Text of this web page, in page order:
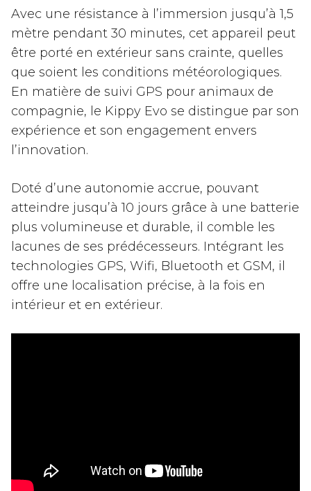
Avec une résistance à l’immersion jusqu’à 1,5
mètre pendant 30 minutes, cet appareil peut
être porté en extérieur sans crainte, quelles
que soient les conditions météorologiques.
En matière de suivi GPS pour animaux de
compagnie, le Kippy Evo se distingue par son
expérience et son engagement envers
l’innovation.
Doté d’une autonomie accrue, pouvant
atteindre jusqu’à 10 jours grâce à une batterie
plus volumineuse et durable, il comble les
lacunes de ses prédécesseurs. Intégrant les
technologies GPS, Wifi, Bluetooth et GSM, il
offre une localisation précise, à la fois en
intérieur et en extérieur.